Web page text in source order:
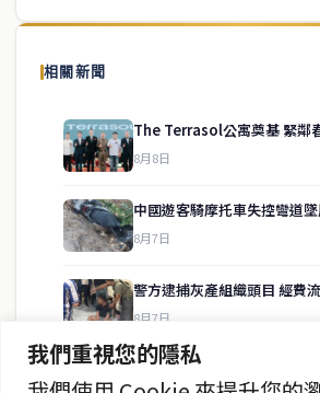
我們重視您的隱私
相關新聞
The Terrasol公寓奠基 緊鄰
8月8日
中國遊客騎摩托車失控彎道
8月7日
警方逮捕灰產組織頭目 經費
8月7日
暖府名校槍擊案 學生槍手自戕
泰國中文新聞（TCN）是一家總部設於曼谷的
供即時、客觀、多元的中文新聞內容。
房地產